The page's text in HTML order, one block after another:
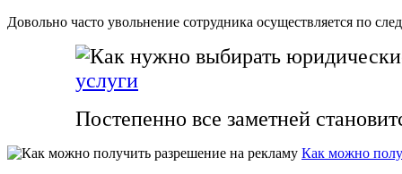
Довольно часто увольнение сотрудника осуществляется по
услуги
Постепенно все заметней
Как можно